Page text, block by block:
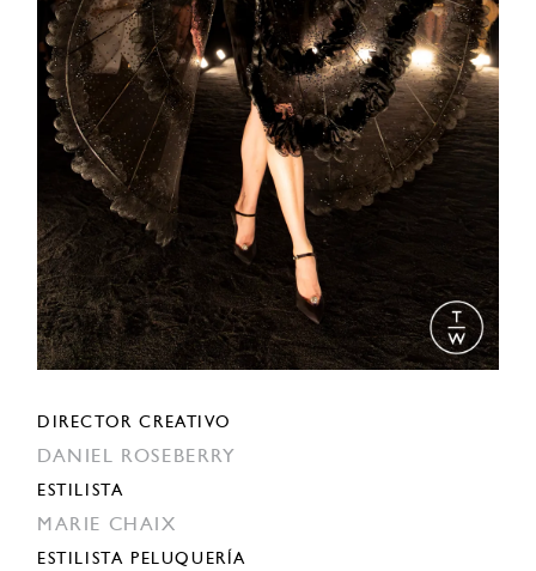
DIRECTOR CREATIVO
DANIEL ROSEBERRY
ESTILISTA
MARIE CHAIX
ESTILISTA PELUQUERÍA